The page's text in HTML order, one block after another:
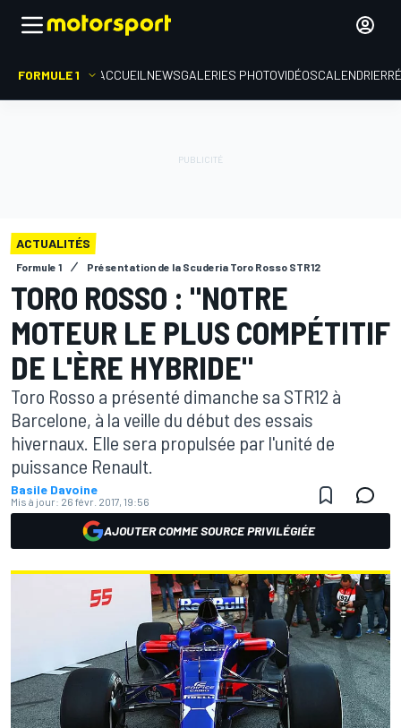
FORMULE 1 ACCUEIL NEWSGALERIES PHOTOVIDÉOSCALENDRIER
ACTUALITÉS
Formule 1 Présentation de la Scuderia Toro Rosso STR12
TORO ROSSO : "NOTRE
MOTEUR LE PLUS COMPÉTITIF
DE L'ÈRE HYBRIDE"
Toro Rosso a présenté dimanche sa STR12 à
Barcelone, à la veille du début des essais
hivernaux. Elle sera propulsée par l'unité de
puissance Renault.
Basile Davoine
Mis à jour: 26 févr. 2017, 19:56
AJOUTER COMME SOURCE PRIVILÉGIÉE